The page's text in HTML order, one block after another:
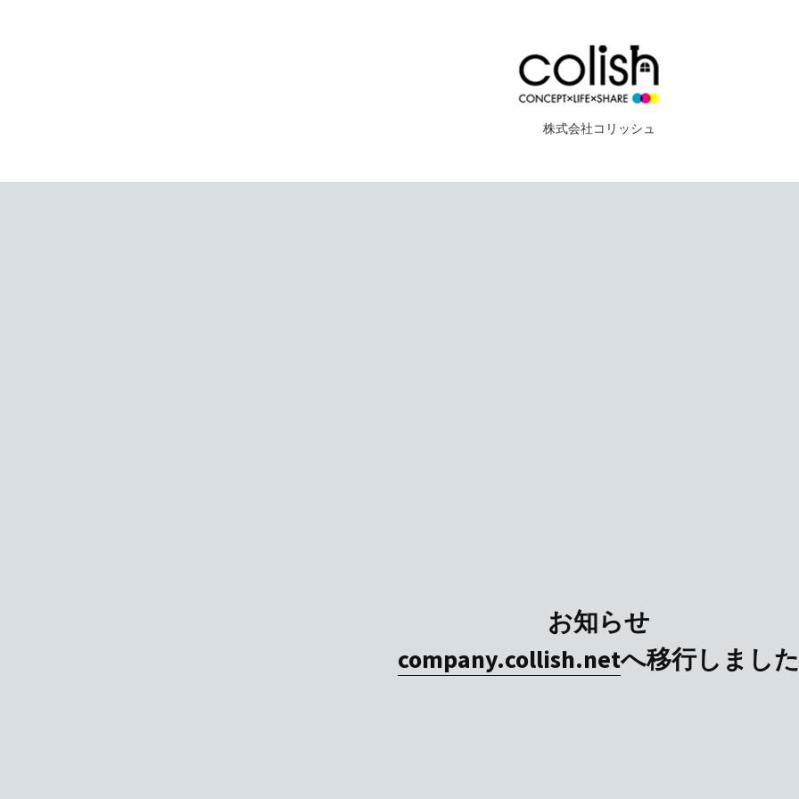
株式会社コリッシュ
株式会社コリッシュ
お知らせ
company.collish.netへ移行しました